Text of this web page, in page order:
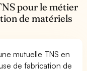
pour le métier
de matériels
mutuelle TNS en
de fabrication de